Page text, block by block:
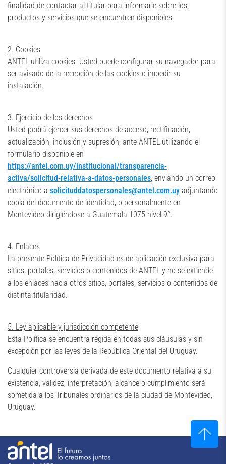
finalidad de contactar al titular para informarle sobre los
productos y servicios que se encuentren disponibles.
2. Cookies
ANTEL utiliza cookies. Usted puede configurar su navegador para
ser avisado de la recepción de las cookies o impedir su
instalación.
3. Ejercicio de los derechos
Usted podrá ejercer sus derechos de acceso, rectificación,
actualización, inclusión y supresión, ante ANTEL utilizando el
formulario disponible en
https://antel.com.uy/institucional/transparencia-
activa/solicitud-relativa-a-datos-personales, enviando un correo
electrónico a solicituddatospersonales@antel.com.uy adjuntando
copia del documento de identidad, o personalmente en
Montevideo dirigiéndose a Guatemala 1075 nivel 9°.
4. Enlaces
La presente Política de Privacidad es de aplicación exclusiva para
sitios, portales, servicios o contenidos de ANTEL y no se extiende
a los enlaces hacia otros sitios, portales, servicios o contenidos de
distinta titularidad.
5. Ley aplicable y jurisdicción competente
Esta Política se encuentra regida en todas sus cláusulas y sin
excepción por las leyes de la República Oriental del Uruguay.
Cualquier controversia derivada de este documento relativa a su
existencia, validez, interpretación, alcance o cumplimiento será
sometida a los Tribunales ordinarios de la ciudad de Montevideo,
Uruguay.